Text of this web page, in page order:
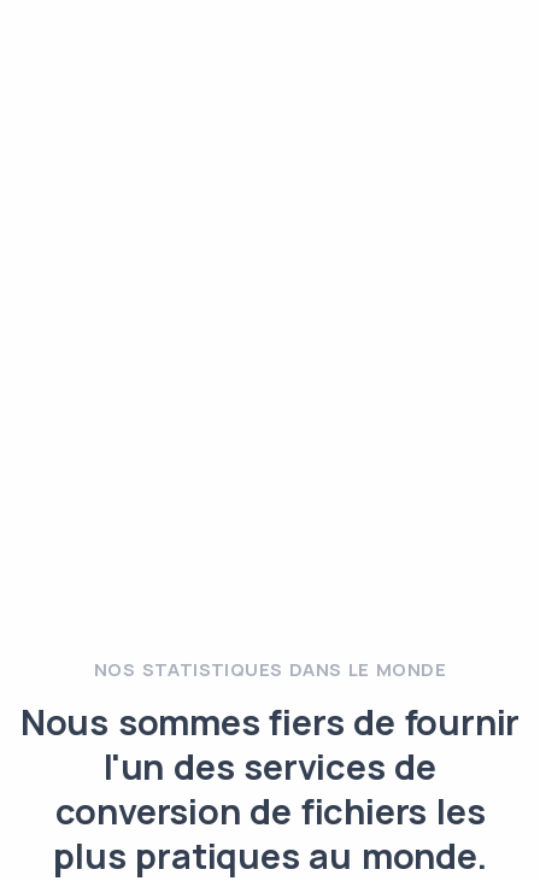
NOS STATISTIQUES DANS LE MONDE
Nous sommes fiers de fournir
l'un des services de
conversion de fichiers les
plus pratiques au monde.